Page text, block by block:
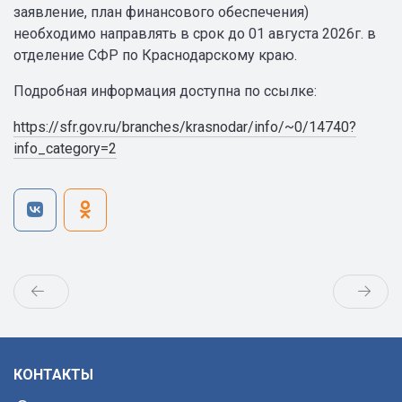
заявление, план финансового обеспечения)
необходимо направлять в срок до 01 августа 2026г. в
отделение СФР по Краснодарскому краю.
Подробная информация доступна по ссылке:
https://sfr.gov.ru/branches/krasnodar/info/~0/14740?
info_category=2
КОНТАКТЫ